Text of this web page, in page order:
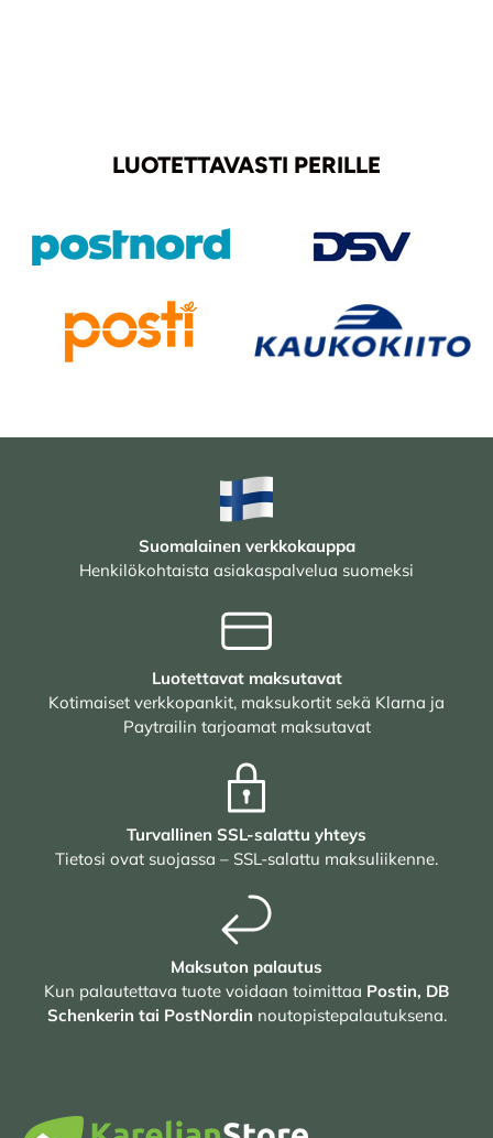
LUOTETTAVASTI PERILLE
Suomalainen verkkokauppa
Henkilökohtaista asiakaspalvelua suomeksi
Luotettavat maksutavat
Kotimaiset verkkopankit, maksukortit sekä Klarna ja
Paytrailin tarjoamat maksutavat
Turvallinen SSL-salattu yhteys
Tietosi ovat suojassa – SSL-salattu maksuliikenne.
Maksuton palautus
Kun palautettava tuote voidaan toimittaa Postin, DB
Schenkerin tai PostNordin noutopistepalautuksena.